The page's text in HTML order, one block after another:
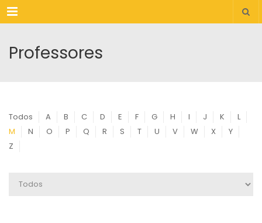
Menu
Professores
Todos A B C D E F G H I J K
L
M
N O P Q R S T U V W X
Y
Z